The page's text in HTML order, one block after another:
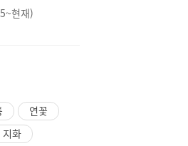
현재)
연꽃
지화